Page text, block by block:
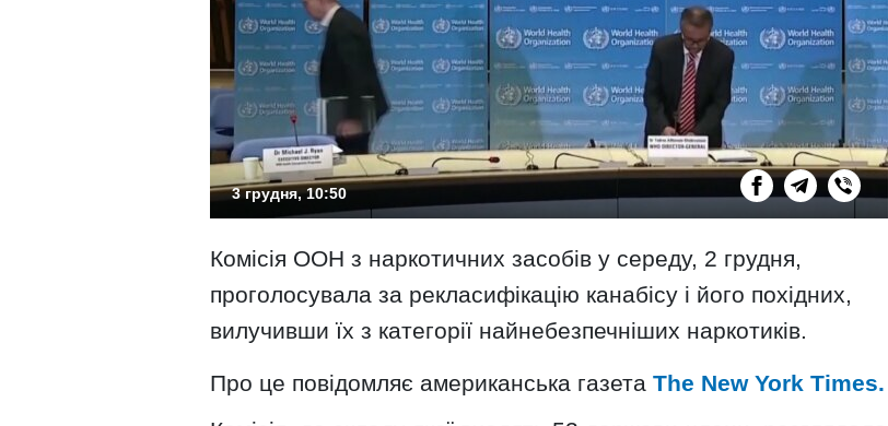
3 грудня, 10:50
Комісія ООН з наркотичних засобів у середу, 2 грудня,
проголосувала за рекласифікацію канабісу і його похідних,
вилучивши їх з категорії найнебезпечніших наркотиків.
Про це повідомляє американська газета The New York Times.